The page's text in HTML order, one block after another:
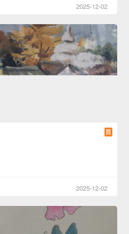
2025-12-02
赛
2025-12-02